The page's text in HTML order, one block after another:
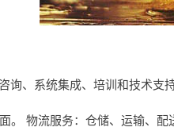
、系统集成、培训和技术支持
。 物流服务：仓储、运输、配